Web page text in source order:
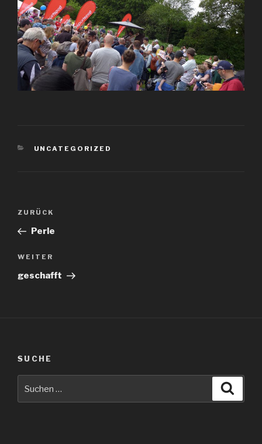
KATEGORIEN
UNCATEGORIZED
Beitragsnavigation
Vorheriger
Beitrag
ZURÜCK
Perle
Nächster
Beitrag
WEITER
geschafft
SUCHE